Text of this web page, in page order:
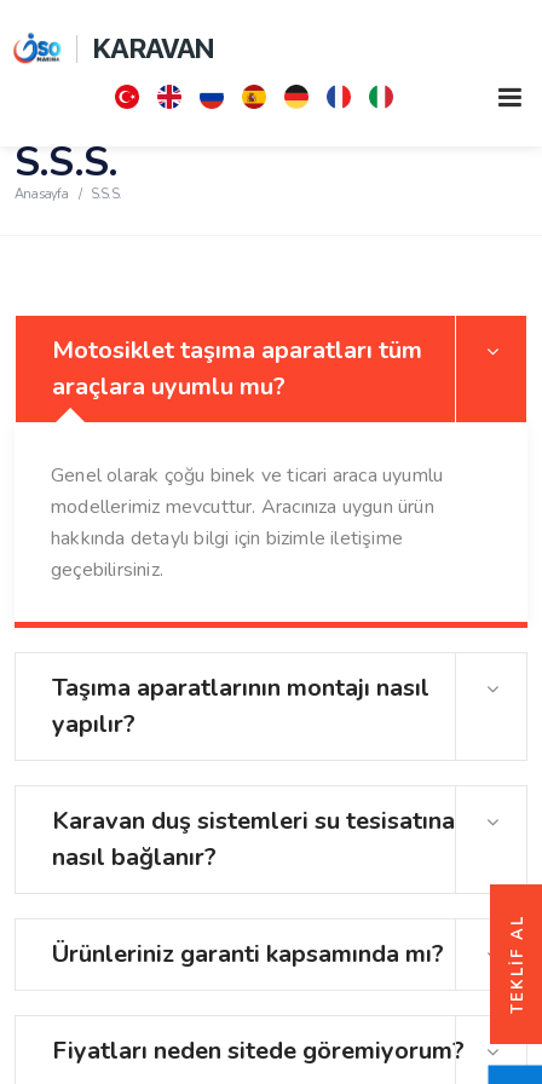
KARAVAN
TEKLIF AL
S.S.S.
Anasayfa S.S.S.
Motosiklet taşıma aparatları tüm
araçlara uyumlu mu?
Genel olarak çoğu binek ve ticari araca uyumlu
modellerimiz mevcuttur. Aracınıza uygun ürün
hakkında detaylı bilgi için bizimle iletişime
geçebilirsiniz.
Taşıma aparatlarının montajı nasıl
yapılır?
Karavan duş sistemleri su tesisatına
nasıl bağlanır?
Ürünleriniz garanti kapsamında mı?
Fiyatları neden sitede göremiyorum?